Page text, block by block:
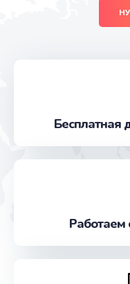
Бесплатная
Работаем